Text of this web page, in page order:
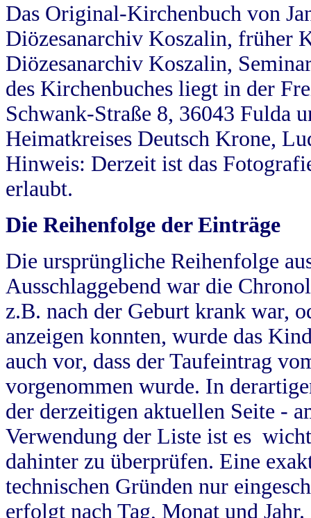
Das Original-Kirchenbuch von
Diözesanarchiv Koszalin, früher
Diözesanarchiv Koszalin,
des Kirchenbuches liegt in der
Schwank-Straße 8, 36043 Fulda
Heimatkreises Deutsch Krone,
Hinweis: Derzeit ist das
erlaubt.
Die Reihenfolge der Einträge
Die ursprüngliche Reihenfolge
Ausschlaggebend war die
z.B. nach der Geburt krank war,
anzeigen konnten, wurde das
auch vor, dass der Taufeintrag
vorgenommen wurde. In
der derzeitigen aktuellen Seite -
Verwendung der Liste ist es
dahinter zu überprüfen. Eine
technischen Gründen nur
erfolgt nach Tag, Monat und Jahr.